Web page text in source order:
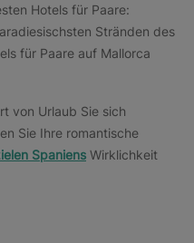
Hotels für Paare:
Stränden des
für Paare auf Mallorca
von Urlaub Sie sich
Sie Ihre romantische
Spaniens Wirklichkeit